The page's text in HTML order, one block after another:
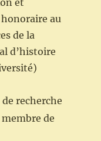
au
de la
d’histoire
recherche
de